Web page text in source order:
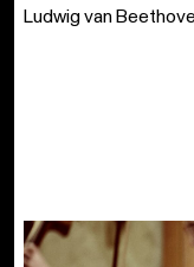
Ludwig van